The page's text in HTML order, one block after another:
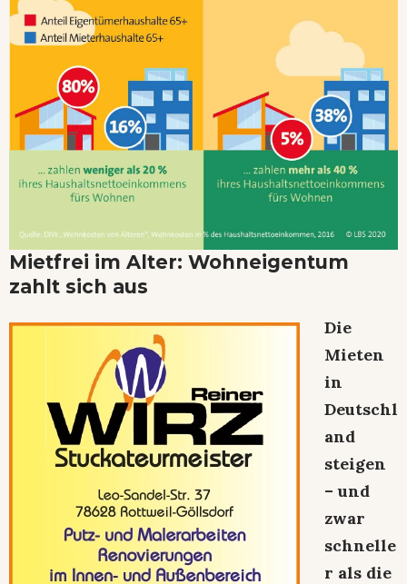
Mietfrei im Alter: Wohneigentum
zahlt sich aus
Die
Mieten
in
Deutschl
and
steigen
– und
zwar
schnelle
r als die